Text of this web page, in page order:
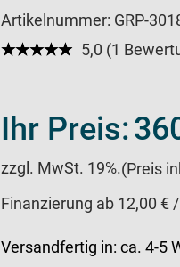
Artikelnummer: GRP-
★★★★★
☆☆☆☆☆ 5,0 (1
Ihr Preis:
zzgl. MwSt. 19%.(Preis
Finanzierung ab 12,00 €
Versandfertig in: ca. 4-5